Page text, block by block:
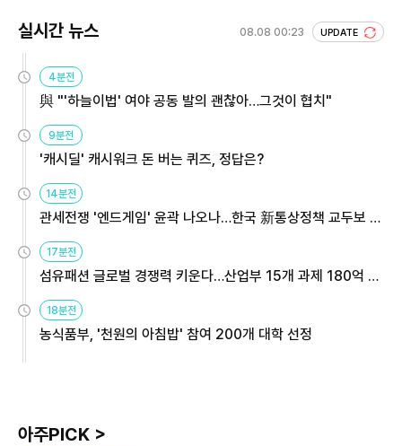
실시간 뉴스 08.08 00:23 UPDATE
4분전
與 "'하늘이법' 여야 공동 발의 괜찮아…그것이 협치"
9분전
'캐시딜' 캐시워크 돈 버는 퀴즈, 정답은?
14분전
관세전쟁 '엔드게임' 윤곽 나오나…한국 新통상정책 교두보 활
17분전
섬유패션 글로벌 경쟁력 키운다…산업부 15개 과제 180억 지
18분전
농식품부, '천원의 아침밥' 참여 200개 대학 선정
아주PICK >